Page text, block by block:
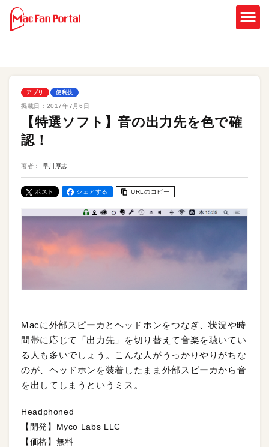
アプリ 便利技
掲載日： 2017年7月6日
【特選ソフト】音の出力先を色で確
認！
著者： 早川厚志
ポスト シェアする URLのコピー
Macに外部スピーカとヘッドホンをつなぎ、状況や時
間帯に応じて「出力先」を切り替えて音楽を聴いてい
る人も多いでしょう。こんな人がうっかりやりがちな
のが、ヘッドホンを装着したまま外部スピーカから音
を出してしまうというミス。
Headphoned
【開発】Myco Labs LLC
【価格】無料